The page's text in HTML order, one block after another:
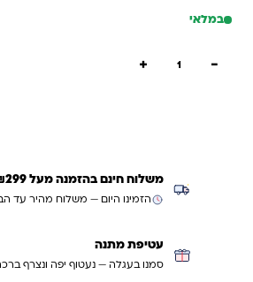
במלאי
משלוח חינם בהזמנה מעל ₪299 (למעט ריהוט)
הזמינו היום — משלוח מהיר עד הבית
עטיפת מתנה
סמנו בעגלה — נעטוף יפה ונצרף ברכה